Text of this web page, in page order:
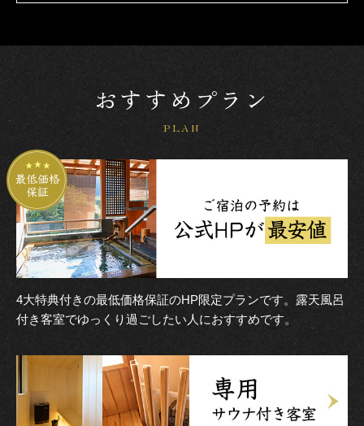
おすすめプラン
PLAN
4大特典付きの最低価格保証のHP限定プランです。露天風呂
付き客室でゆっくり過ごしたい人におすすめです。